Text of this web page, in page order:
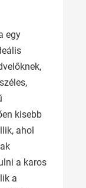
egy
kisebb
ahol
a karos
a